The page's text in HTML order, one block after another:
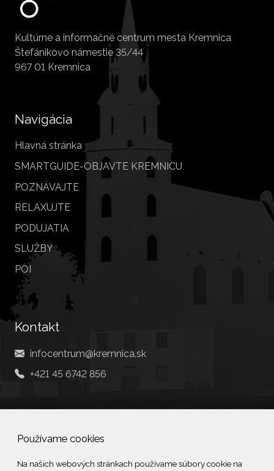
Používame cookies
Na našich webových stránkach používame súbory cookie na
Kultúrne a informačné centrum mesta Kremnica
Štefánikovo námestie 35/44
967 01 Kremnica
Navigácia
Hlavná stránka
SMARTGUIDE-OBJAVTE KREMNICU
POZNÁVAJTE
RELAXUJTE
PODUJATIA
SLUŽBY
POI
Kontakt
infocentrum@kremnica.sk
+421 45 6742 856
Social
Facebook